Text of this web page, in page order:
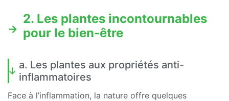
2. Les plantes incontournables
pour le bien-être
a. Les plantes aux propriétés anti-
inflammatoires
Face à l’inflammation, la nature offre quelques